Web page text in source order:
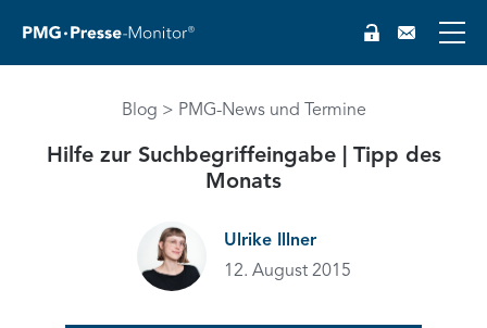
Blog PMG-News und Termine
Hilfe zur Suchbegriffeingabe | Tipp des
Monats
Ulrike Illner
12. August 2015